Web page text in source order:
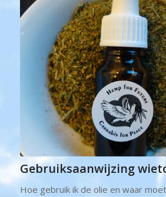
Gebruiksaanwijzing
Hoe gebruik ik de olie en waar